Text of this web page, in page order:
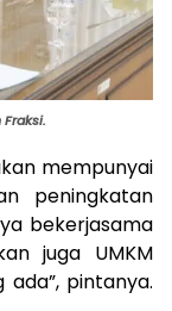
mempunyai
peningkatan
bekerjasama
juga UMKM
pintanya.